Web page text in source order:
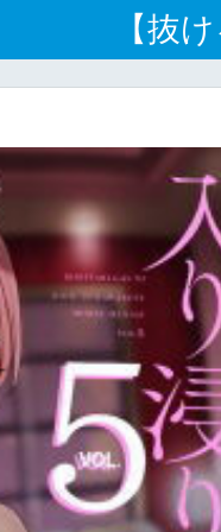
【抜